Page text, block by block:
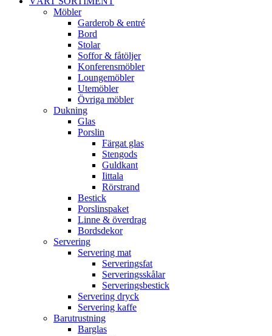
Möbler
Garderob & entré
Bord
Stolar
Soffor & fåtöljer
Konferensmöbler
Loungemöbler
Utemöbler
Övriga möbler
Dukning
Glas
Porslin
Färgat glas
Stengods
Guldkant
Iittala
Rörstrand
Bestick
Porslinspaket
Linne & överdrag
Bordsdekor
Servering
Servering mat
Serveringsfat
Serveringsskålar
Serveringsbestick
Servering dryck
Servering kaffe
Barutrustning
Barglas